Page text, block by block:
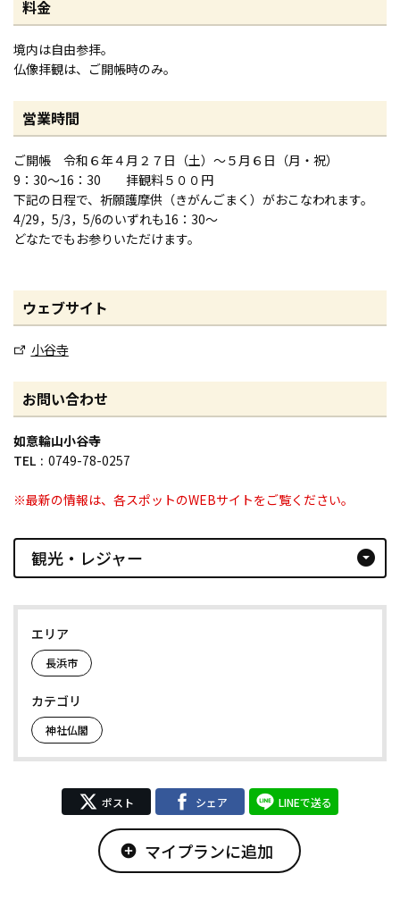
料金
境内は自由参拝。
仏像拝観は、ご開帳時のみ。
営業時間
ご開帳 令和６年４月２７日（土）〜５月６日（月・祝）
9：30～16：30 拝観料５００円
下記の日程で、祈願護摩供（きがんごまく）がおこなわれます。
4/29，5/3，5/6のいずれも16：30～
どなたでもお参りいただけます。
ウェブサイト
小谷寺
お問い合わせ
如意輪山小谷寺
TEL
0749-78-0257
※最新の情報は、各スポットのWEBサイトをご覧ください。
観光・レジャー arrow_drop_down_circle
エリア
長浜市
カテゴリ
神社仏閣
ポスト シェア LINEで送る
add_circle マイプランに追加